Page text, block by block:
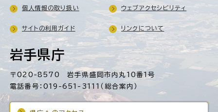
岩手県庁
〒020-8570 岩手県盛岡市内丸10番1号
電話番号：019-651-3111（総合案内）
個人情報の取り扱い ウェブアクセシビリティ
サイトの利用ガイド リンクについて